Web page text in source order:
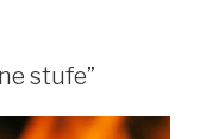
stufe”